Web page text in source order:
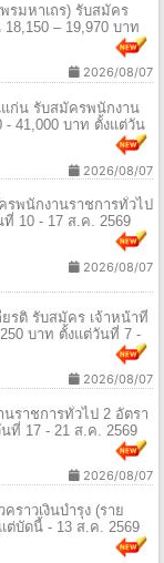
รมหาเถร) รับสมัคร
– 19,970 บาท
2026/08/07
ก่น รับสมัครพนักงาน
- 41,000 บาท ตั้งแต่วัน
2026/08/07
พนักงานราชการทั่วไป
ที่ 10 - 17 ส.ค. 2569
2026/08/07
รติ รับสมัคร เจ้าหน้าที่
บาท ตั้งแต่วันที่ 7 -
2026/08/07
ราชการทั่วไป 2 อัตรา
นที่ 17 - 21 ส.ค. 2569
2026/08/07
ราวเงินบํารุง (ราย
ต่บัดนี้ - 13 ส.ค. 2569